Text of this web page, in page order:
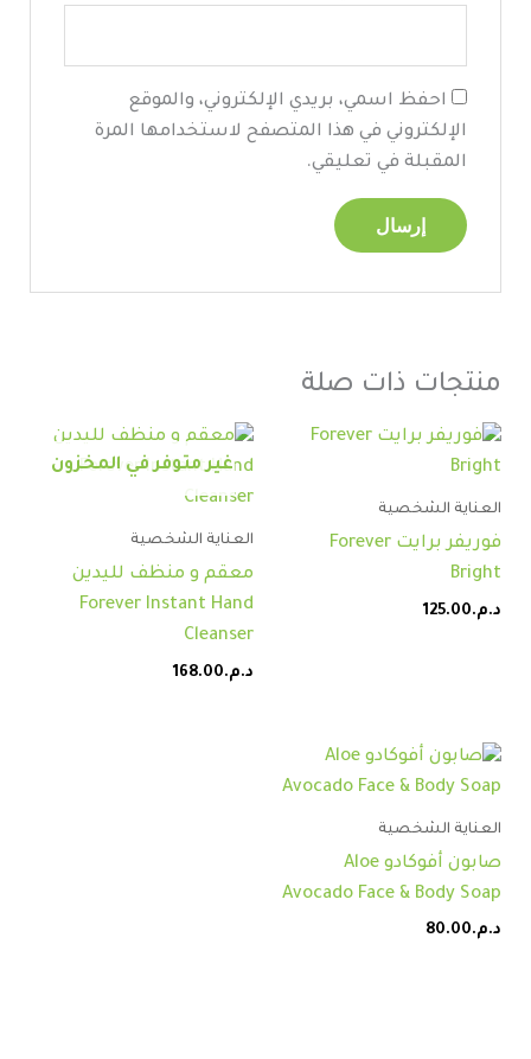
احفظ اسمي، بريدي الإلكتروني، والموقع
الإلكتروني في هذا المتصفح لاستخدامها المرة
المقبلة في تعليقي.
منتجات ذات صلة
العناية الشخصية
فوريفر برايت Forever
Bright
د.م.125.00
غير متوفر في المخزون
العناية الشخصية
معقم و منظف لليدين
Forever Instant Hand
Cleanser
د.م.168.00
العناية الشخصية
صابون أفوكادو Aloe
Avocado Face & Body Soap
د.م.80.00